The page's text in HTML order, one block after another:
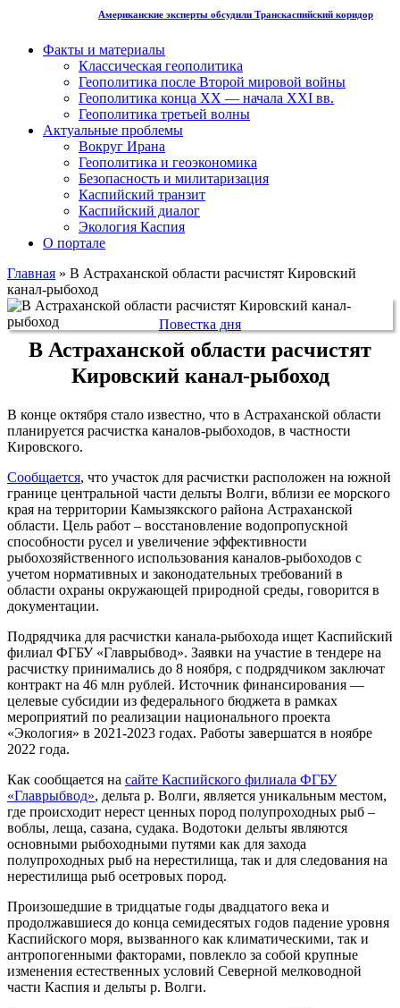
Американские эксперты обсудили Транскаспийский коридор
Факты и материалы
Классическая геополитика
Геополитика после Второй мировой войны
Геополитика конца XX — начала XXI вв.
Геополитика третьей волны
Актуальные проблемы
Вокруг Ирана
Геополитика и геоэкономика
Безопасность и милитаризация
Каспийский транзит
Каспийский диалог
Экология Каспия
О портале
Главная » В Астраханской области расчистят Кировский
канал-рыбоход
Повестка дня
В Астраханской области расчистят
Кировский канал-рыбоход
В конце октября стало известно, что в Астраханской области
планируется расчистка каналов-рыбоходов, в частности
Кировского.
Сообщается, что участок для расчистки расположен на южной
границе центральной части дельты Волги, вблизи ее морского
края на территории Камызякского района Астраханской
области. Цель работ – восстановление водопропускной
способности русел и увеличение эффективности
рыбохозяйственного использования каналов-рыбоходов с
учетом нормативных и законодательных требований в
области охраны окружающей природной среды, говорится в
документации.
Подрядчика для расчистки канала-рыбохода ищет Каспийский
филиал ФГБУ «Главрыбвод». Заявки на участие в тендере на
расчистку принимались до 8 ноября, с подрядчиком заключат
контракт на 46 млн рублей. Источник финансирования —
целевые субсидии из федерального бюджета в рамках
мероприятий по реализации национального проекта
«Экология» в 2021-2023 годах. Работы завершатся в ноябре
2022 года.
Как сообщается на сайте Каспийского филиала ФГБУ
«Главрыбвод», дельта р. Волги, является уникальным местом,
где происходит нерест ценных пород полупроходных рыб –
воблы, леща, сазана, судака. Водотоки дельты являются
основными рыбоходными путями как для захода
полупроходных рыб на нерестилища, так и для следования на
нерестилища рыб осетровых пород.
Произошедшие в тридцатые годы двадцатого века и
продолжавшиеся до конца семидесятых годов падение уровня
Каспийского моря, вызванного как климатическими, так и
антропогенными факторами, повлекло за собой крупные
изменения естественных условий Северной мелководной
части Каспия и дельты р. Волги.